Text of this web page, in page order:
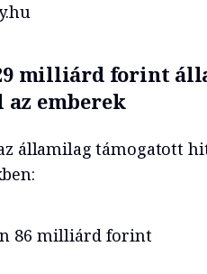
milliárd forint
emberek
államilag támogatott
86 milliárd forint